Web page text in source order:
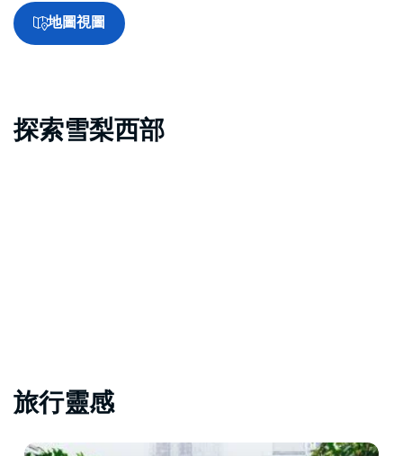
地圖視圖
探索雪梨西部
旅行靈感